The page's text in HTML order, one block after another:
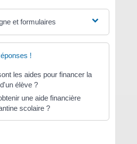
et formulaires
!
les aides pour financer la
élève ?
une aide financière
scolaire ?